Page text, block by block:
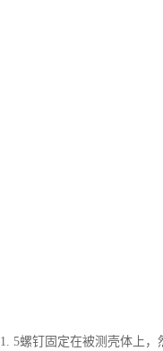
1. 5螺钉固定在被测壳体上，